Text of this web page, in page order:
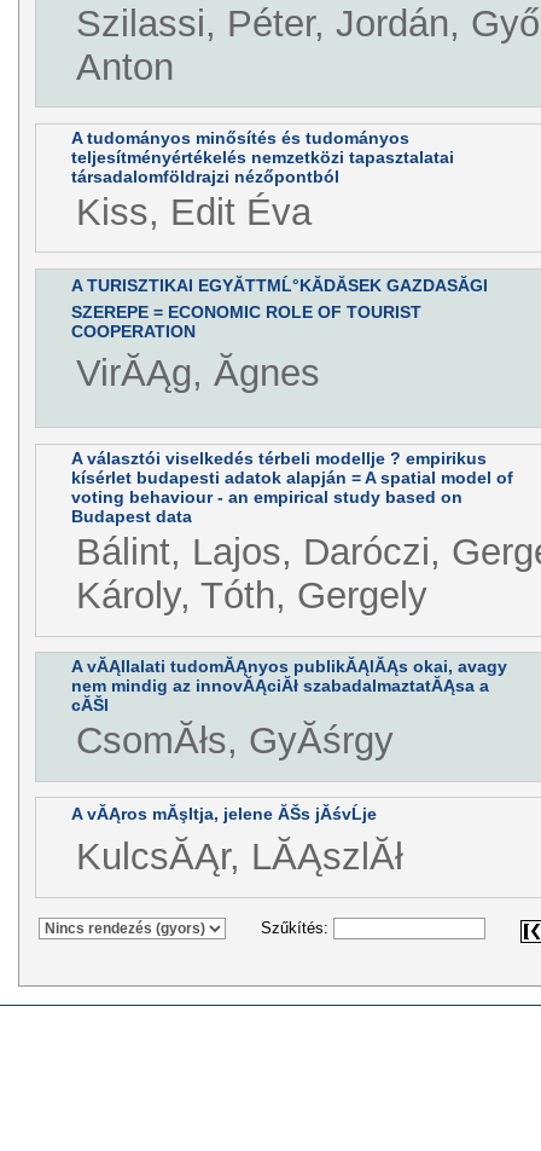
Szilassi, Péter, Jordán,
Anton
A tudományos minősítés és tudományos
teljesítményértékelés nemzetközi tapasztalatai
társadalomföldrajzi nézőpontból
Kiss, Edit Éva
A TURISZTIKAI EGYĂTTMĹ°KĂDĂSEK GAZDASĂGI
SZEREPE = ECONOMIC ROLE OF TOURIST
COOPERATION
VirĂĄg, Ăgnes
A választói viselkedés térbeli modellje ? empirikus
kísérlet budapesti adatok alapján = A spatial model of
voting behaviour - an empirical study based on
Budapest data
Bálint, Lajos, Daróczi,
Károly, Tóth, Gergely
A vĂĄllalati tudomĂĄnyos publikĂĄlĂĄs okai, avagy
nem mindig az innovĂĄciĂł szabadalmaztatĂĄsa a
cĂŠl
CsomĂłs, GyĂśrgy
A vĂĄros mĂşltja, jelene ĂŠs jĂśvĹje
KulcsĂĄr, LĂĄszlĂł
Szűkítés: